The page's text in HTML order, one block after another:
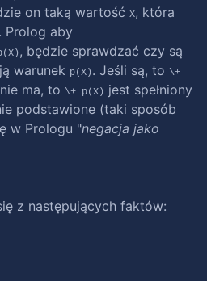
on taką wartość X, która
. Prolog aby
, będzie sprawdzać czy są
warunek p(X). Jeśli są, to \+
ma, to \+ p(X) jest spełniony
podstawione (taki sposób
w Prologu "negacja jako
z następujących faktów: